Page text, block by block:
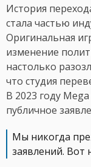
История
стала частью
Оригинальная
изменение
настолько
что студия
В 2023 году
публичное
Мы никогда
заявлений. Вот